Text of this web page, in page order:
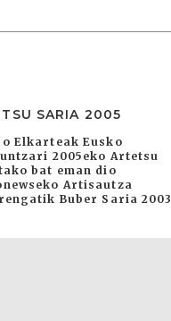
SARIA 2005
Elkarteak Eusko
2005eko Artetsu
bat eman dio
Artisautza
Buber Saria 2003